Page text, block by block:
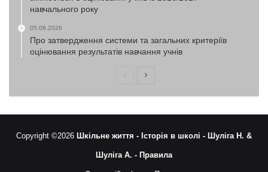
навчального року
05.08.2026
Про затвердження системи та загальних критеріїв
оцінювання результатів навчання учнів
ПопередняНаступна
Copyright ©2026 Шкільне життя - Історія в школі - Шуліга Н. &
Шуліга А. - Правила